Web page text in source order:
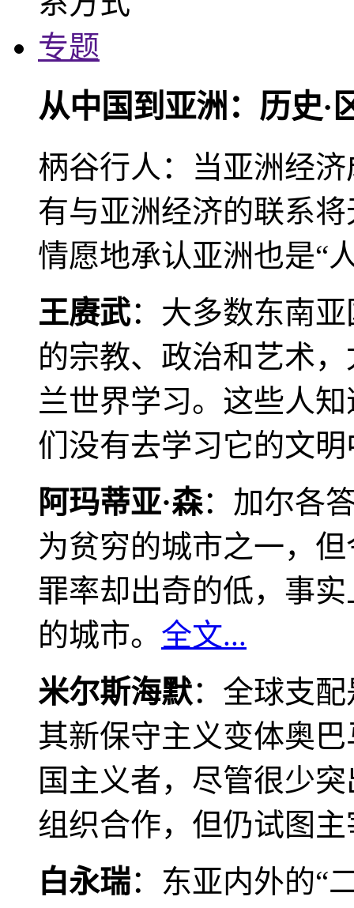
专题
从中国到亚洲：历史·
柄谷行人：当亚洲经
有与亚洲经济的联系
情愿地承认亚洲也是“
王赓武：大多数东南
的宗教、政治和艺术
兰世界学习。这些人
们没有去学习它的文
阿玛蒂亚·森：加尔各
为贫穷的城市之一，
罪率却出奇的低，事
的城市。 全文...
米尔斯海默：全球支
其新保守主义变体奥
国主义者，尽管很少
组织合作，但仍试图
白永瑞：东亚内外的“